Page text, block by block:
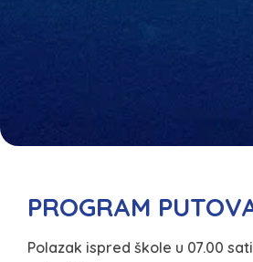
PROGRAM
Polazak ispred škole u 07.00